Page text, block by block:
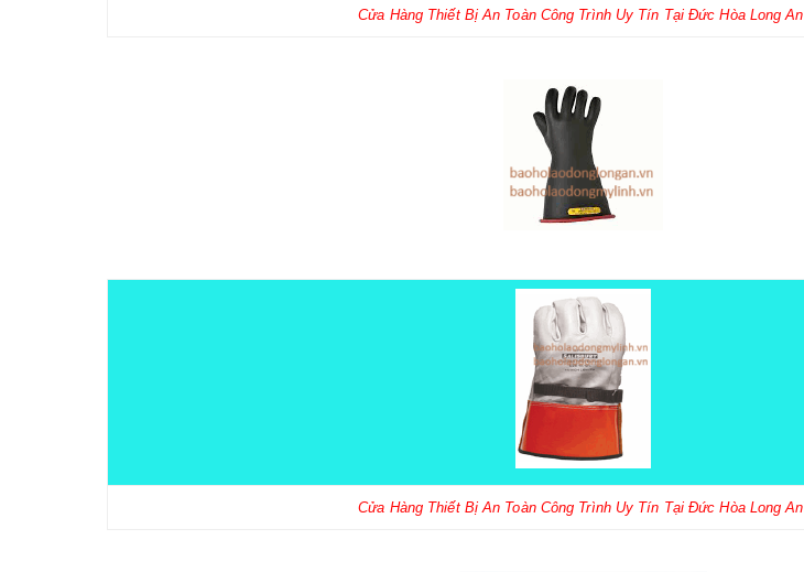
Cửa Hàng Thiết Bị An Toàn Công Trình Uy Tín Tại Đức Hòa Long An
Cửa Hàng Thiết Bị An Toàn Công Trình Uy Tín Tại Đức Hòa Long An